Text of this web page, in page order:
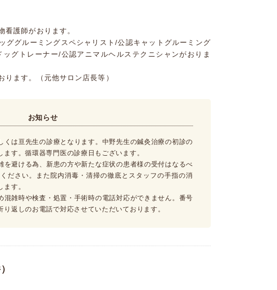
護師がおります。
ググルーミングスペシャリスト/公認キャットグルーミング
グトレーナー/公認アニマルヘルステクニシャンがおりま
ります。（元他サロン店長等）
お知らせ
くは亘先生の診療となります。中野先生の鍼灸治療の初診の
す。循環器専門医の診療日もございます。
を避ける為、新患の方や新たな症状の患者様の受付はなるべ
ださい。また院内消毒・清掃の徹底とスタッフの手指の消
す。
混雑時や検査・処置・手術時の電話対応ができません。番号
返しのお電話で対応させていただいております。